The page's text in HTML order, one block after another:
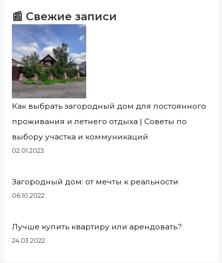
📰 Свежие записи
Как выбрать загородный дом для постоянного
проживания и летнего отдыха | Советы по
выбору участка и коммуникаций
02.01.2023
Загородный дом: от мечты к реальности
06.10.2022
Лучше купить квартиру или арендовать?
24.03.2022